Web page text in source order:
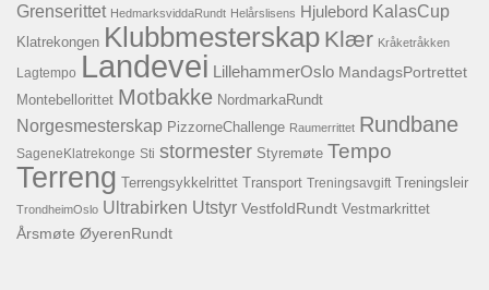
Grenserittet HedmarksviddaRundt Helårslisens Hjulebord KalasCup
Klatrekongen Klubbmesterskap Klær Kråketråkken
Lagtempo Landevei LillehammerOslo MandagsPortrettet
Montebellorittet Motbakke NordmarkaRundt
Norgesmesterskap PizzorneChallenge Raumerrittet Rundbane
SageneKlatrekonge Sti stormester Styremøte Tempo
Terreng Terrengsykkelrittet Transport Treningsavgift Treningsleir
TrondheimOslo Ultrabirken Utstyr VestfoldRundt Vestmarkrittet
Årsmøte ØyerenRundt